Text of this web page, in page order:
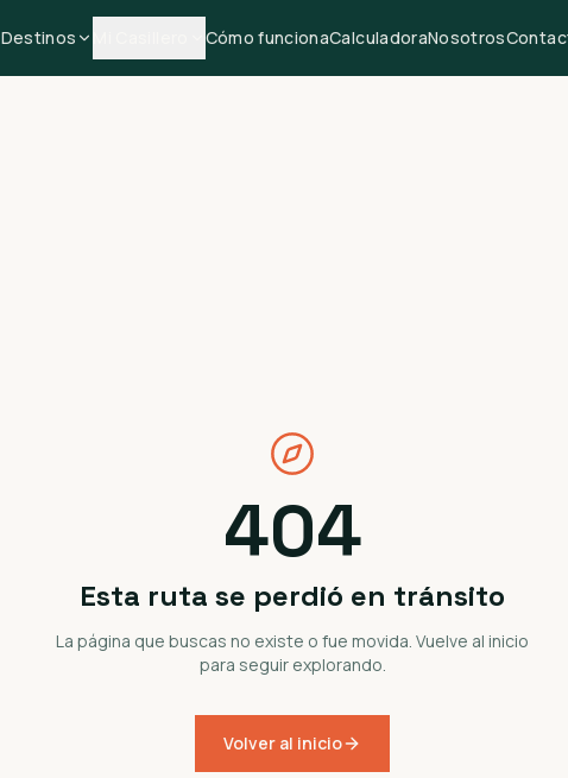
Destinos Cómo funcionaCalculadoraNosotros
404
Esta ruta se perdió en tránsito
La página que buscas no existe o fue movida. Vuelve al inicio
para seguir explorando.
Volver al inicio